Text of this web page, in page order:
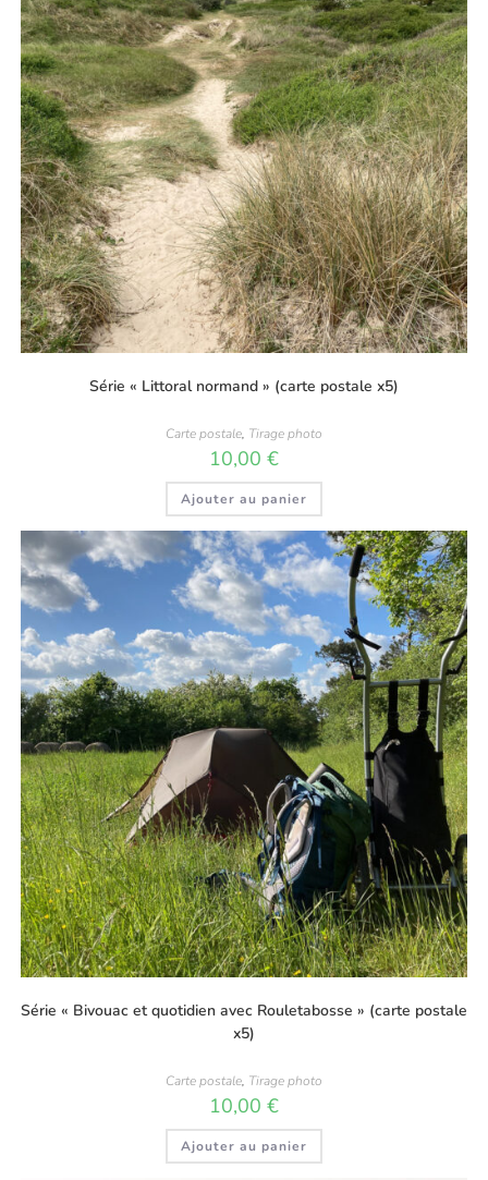
Série « Littoral normand » (carte postale x5)
Carte postale, Tirage photo
10,00 €
Ajouter au panier
Série « Bivouac et quotidien avec Rouletabosse » (carte postale
x5)
Carte postale, Tirage photo
10,00 €
Ajouter au panier